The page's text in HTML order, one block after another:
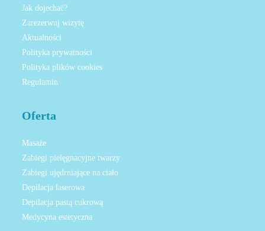
Jak dojechać?
Zarezerwuj wizytę
Aktualności
Polityka prywatności
Polityka plików cookies
Regulamin
Oferta
Masaże
Zabiegi pielęgnacyjne twarzy
Zabiegi ujędrniające na ciało
Depilacja laserowa
Depilacja pastą cukrową
Medycyna estetyczna